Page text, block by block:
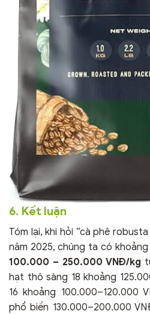
6. Kết luận
Tóm lại, khi hỏi “cà phê
năm 2025, chúng ta có
100.000 – 250.000 VNĐ/kg
hạt thô sàng 18 khoảng
16 khoảng 100.000–120.000
phổ biến 130.000–200.000